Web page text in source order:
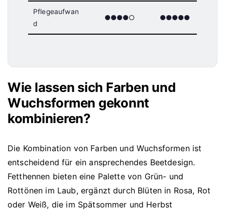
Pflegeaufwan
d
●●●●○ ●●●●●
Wie lassen sich Farben und
Wuchsformen gekonnt
kombinieren?
Die Kombination von Farben und Wuchsformen ist
entscheidend für ein ansprechendes Beetdesign.
Fetthennen bieten eine Palette von Grün- und
Rottönen im Laub, ergänzt durch Blüten in Rosa, Rot
oder Weiß, die im Spätsommer und Herbst